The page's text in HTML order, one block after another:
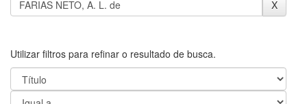
Utilizar filtros para refinar o resultado de busca.